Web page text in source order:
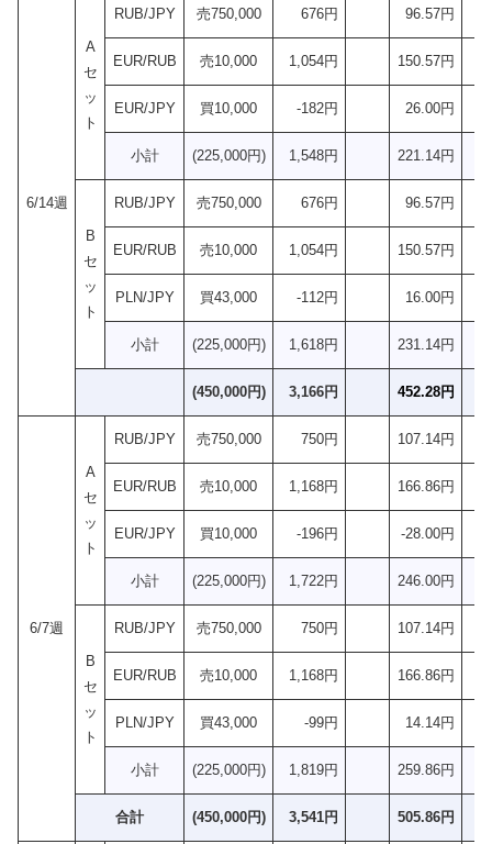
6/14週
A
セ
ッ
ト
RUB/JPY 売750,000 676円 96.57円
EUR/RUB 売10,000 1,054円 150.57円
EUR/JPY 買10,000 -182円 26.00円
小計 (225,000円) 1,548円 221.14円
B
セ
ッ
ト
RUB/JPY 売750,000 676円 96.57円
EUR/RUB 売10,000 1,054円 150.57円
PLN/JPY 買43,000 -112円 16.00円
小計 (225,000円) 1,618円 231.14円
(450,000円) 3,166円 452.28円
6/7週
A
セ
ッ
ト
RUB/JPY 売750,000 750円 107.14円
EUR/RUB 売10,000 1,168円 166.86円
EUR/JPY 買10,000 -196円 -28.00円
小計 (225,000円) 1,722円 246.00円
B
セ
ッ
ト
RUB/JPY 売750,000 750円 107.14円
EUR/RUB 売10,000 1,168円 166.86円
PLN/JPY 買43,000 -99円 14.14円
小計 (225,000円) 1,819円 259.86円
合計 (450,000円) 3,541円 505.86円